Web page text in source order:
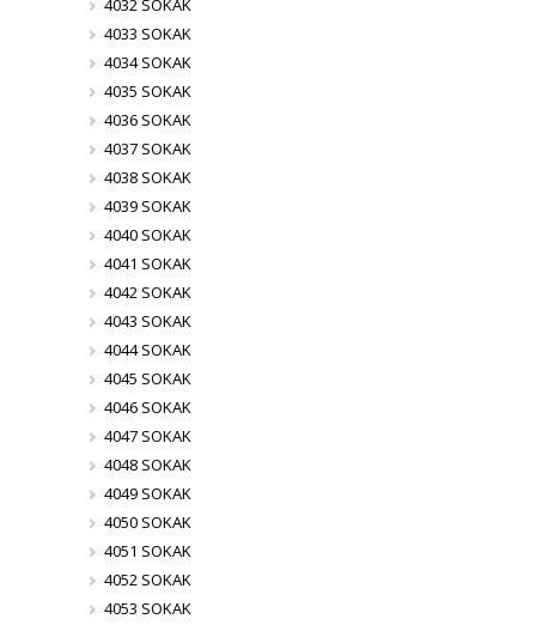
4032 SOKAK
4033 SOKAK
4034 SOKAK
4035 SOKAK
4036 SOKAK
4037 SOKAK
4038 SOKAK
4039 SOKAK
4040 SOKAK
4041 SOKAK
4042 SOKAK
4043 SOKAK
4044 SOKAK
4045 SOKAK
4046 SOKAK
4047 SOKAK
4048 SOKAK
4049 SOKAK
4050 SOKAK
4051 SOKAK
4052 SOKAK
4053 SOKAK